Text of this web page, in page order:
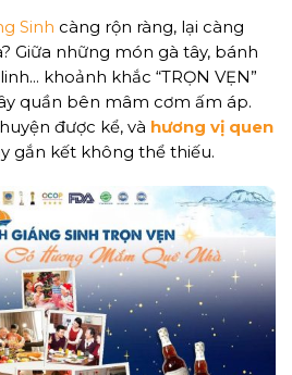
Sinh càng rộn ràng, lại càng
Giữa những món gà tây, bánh
khoảnh khắc “TRỌN VẸN”
quần bên mâm cơm ấm áp.
được kể, và hương vị quen
gắn kết không thể thiếu.